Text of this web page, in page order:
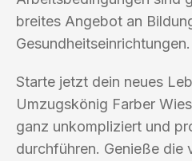
breites Angebot an
Gesundheitseinrichtungen.
Starte jetzt dein neues
Umzugskönig Farber
ganz unkompliziert und
durchführen. Genieße die